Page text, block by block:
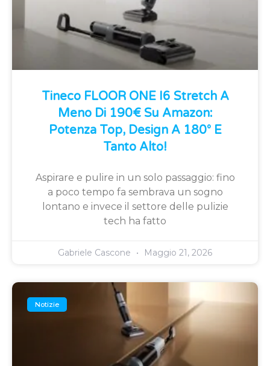
Tineco FLOOR ONE I6 Stretch A
Meno Di 190€ Su Amazon:
Potenza Top, Design A 180° E
Tanto Alto!
Aspirare e pulire in un solo passaggio: fino
a poco tempo fa sembrava un sogno
lontano e invece il settore delle pulizie
tech ha fatto
Gabriele Cascone Maggio 21, 2026
Notizie